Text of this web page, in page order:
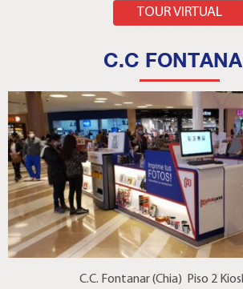
TOUR VIRTUAL
C.C
C.C. Fontanar (Chia) Piso 2